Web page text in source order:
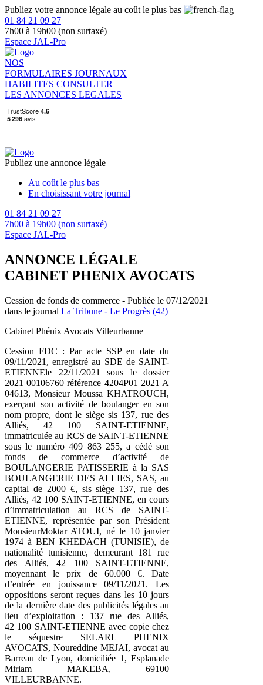
Publiez votre annonce légale au coût le plus bas
01 84 21 09 27
7h00 à 19h00 (non surtaxé)
Espace JAL-Pro
NOS
FORMULAIRES JOURNAUX
HABILITES CONSULTER
LES ANNONCES LEGALES
Publiez une annonce légale
Au coût le plus bas
En choisissant votre journal
01 84 21 09 27
7h00 à 19h00 (non surtaxé)
Espace JAL-Pro
ANNONCE LÉGALE
CABINET PHENIX AVOCATS
Cession de fonds de commerce - Publiée le 07/12/2021
dans le journal La Tribune - Le Progrès (42)
Cabinet Phénix Avocats Villeurbanne
Cession FDC : Par acte SSP en date du
09/11/2021, enregistré au SDE de SAINT-
ETIENNEle 22/11/2021 sous le dossier
2021 00106760 référence 4204P01 2021 A
04613, Monsieur Moussa KHATROUCH,
exerçant son activité de boulanger en son
nom propre, dont le siège sis 137, rue des
Alliés, 42 100 SAINT-ETIENNE,
immatriculée au RCS de SAINT-ETIENNE
sous le numéro 409 863 255, a cédé son
fonds de commerce d’activité de
BOULANGERIE PATISSERIE à la SAS
BOULANGERIE DES ALLIES, SAS, au
capital de 2000 €, sis siège 137, rue des
Alliés, 42 100 SAINT-ETIENNE, en cours
d’immatriculation au RCS de SAINT-
ETIENNE, représentée par son Président
MonsieurMoktar ATOUI, né le 10 janvier
1974 à BEN KHEDACH (TUNISIE), de
nationalité tunisienne, demeurant 181 rue
des Alliés, 42 100 SAINT-ETIENNE,
moyennant le prix de 60.000 €. Date
d’entrée en jouissance 09/11/2021. Les
oppositions seront reçues dans les 10 jours
de la dernière date des publicités légales au
lieu d’exploitation : 137 rue des Alliés,
42 100 SAINT-ETIENNE avec copie chez
le séquestre SELARL PHENIX
AVOCATS, Noureddine MEJAI, avocat au
Barreau de Lyon, domiciliée 1, Esplanade
Miriam MAKEBA, 69100
VILLEURBANNE.